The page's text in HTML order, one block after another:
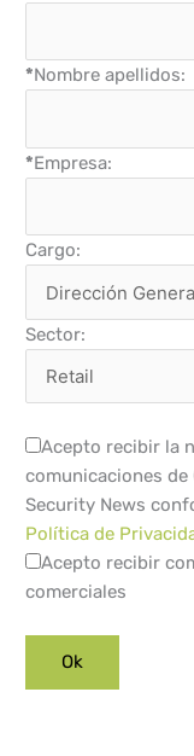
*Nombre apellidos:
*Empresa:
Cargo:
Sector:
Acepto recibir la
comunicaciones de
Security News
Política de
Acepto recibir
comerciales